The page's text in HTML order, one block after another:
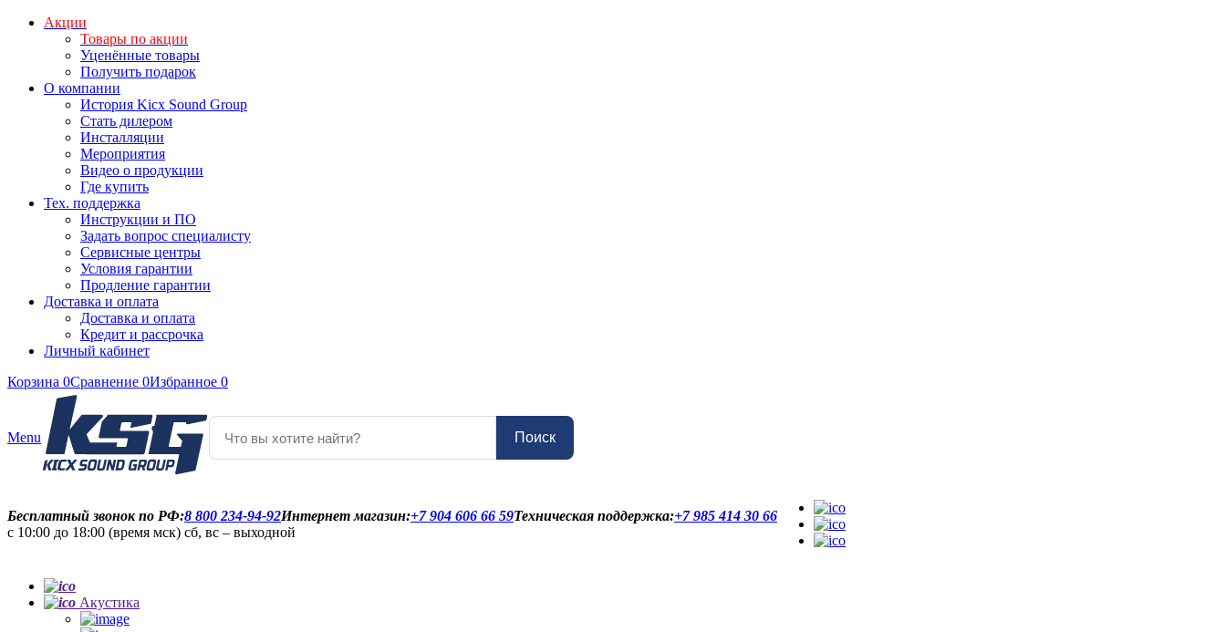
Акции
Товары по акции
Уценённые товары
Получить подарок
О компании
История Kicx Sound Group
Стать дилером
Инсталляции
Мероприятия
Видео о продукции
Где купить
Тех. поддержка
Инструкции и ПО
Задать вопрос специалисту
Сервисные центры
Условия гарантии
Продление гарантии
Доставка и оплата
Доставка и оплата
Кредит и рассрочка
Личный кабинет
Корзина 0Сравнение 0Избранное 0
Бесплатный звонок по РФ:8 800 234-94-92Интернет магазин:+7 904 606 66 59Техническая поддержка:+7 985 414 30 66
с 10:00 до 18:00 (время мск) сб, вс – выходной
Menu Поиск
Акустика